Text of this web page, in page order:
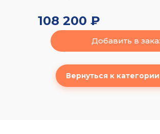
108 200 ₽
Добавить в
Вернуться к